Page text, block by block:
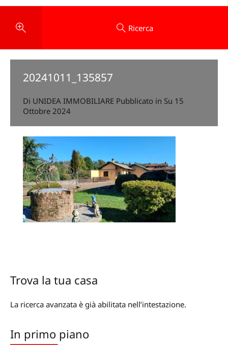
Ricerca
20241011_135857
Di UNIDEA IMMOBILIARE Pubblicato in Su 15
Ottobre 2024
Trova la tua casa
La ricerca avanzata è già abilitata nell’intestazione.
In primo piano